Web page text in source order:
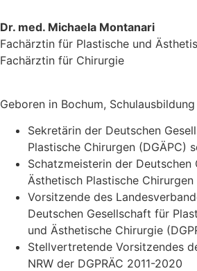
Dr. med. Michaela Montanari
Fachärztin für Plastische und
Fachärztin für Chirurgie
Geboren in Bochum,
Sekretärin der Deutschen
Plastische Chirurgen (DGÄPC)
Schatzmeisterin der Deutschen
Ästhetisch Plastische
Vorsitzende des
Deutschen Gesellschaft für
und Ästhetische Chirurgie
Stellvertretende Vorsitzendes
NRW der DGPRÄC 2011-2020